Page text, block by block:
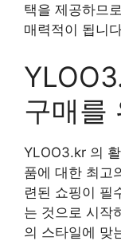
택을 제공하므
매력적이 됩니
구매를
YLOO3.kr 의
품에 대한 최고
련된 쇼핑이 필
는 것으로 시작
의 스타일에 맞